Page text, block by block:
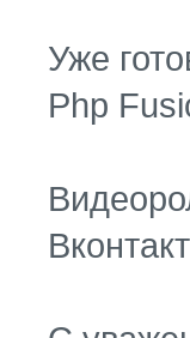
Уже
Php